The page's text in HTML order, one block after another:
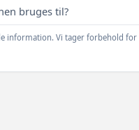
bruges til?
information. Vi tager forbehold